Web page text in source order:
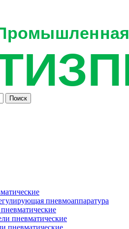
пневмоаппаратура
пневматические
пневматические